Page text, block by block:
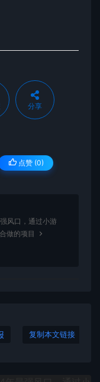
分享
点赞 (0)
风口，通过小游
做的项目
复制本文链接